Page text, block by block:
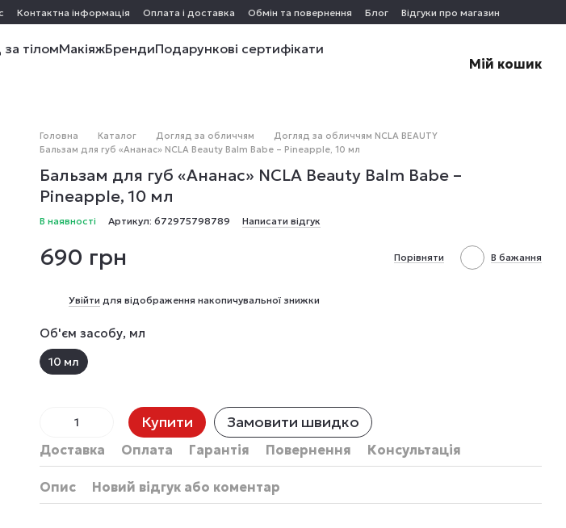
Контактна інформація Оплата і доставка Обмін та повернення Блог Відгуки про магазин
тіломМакіяжБрендиПодарункові сертифікати
Мій кошик
Головна Каталог Догляд за обличчям
Догляд за обличчям NCLA BEAUTY
Бальзам для губ «Ананас» NCLA Beauty Balm Babe – Pineapple, 10 мл
Бальзам для губ «Ананас» NCLA Beauty Balm Babe –
Pineapple, 10 мл
В наявності Артикул: 672975798789 Написати відгук
690 грн Порівняти В бажання
Увійти для відображення накопичувальної знижки
Об'єм засобу, мл
10 мл
Купити Замовити швидко
Доставка Оплата Гарантія Повернення Консультація
Опис Новий відгук або коментар